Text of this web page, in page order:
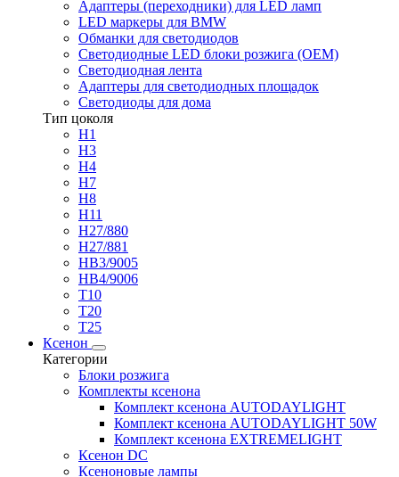
Адаптеры (переходники) для LED ламп
LED маркеры для BMW
Обманки для светодиодов
Светодиодные LED блоки розжига (OEM)
Светодиодная лента
Адаптеры для светодиодных площадок
Светодиоды для дома
Тип цоколя
H1
H3
H4
H7
H8
H11
H27/880
H27/881
HB3/9005
HB4/9006
T10
T20
T25
Ксенон
Категории
Блоки розжига
Комплекты ксенона
Комплект ксенона AUTODAYLIGHT
Комплект ксенона AUTODAYLIGHT 50W
Комплект ксенона EXTREMELIGHT
Ксенон DC
Ксеноновые лампы